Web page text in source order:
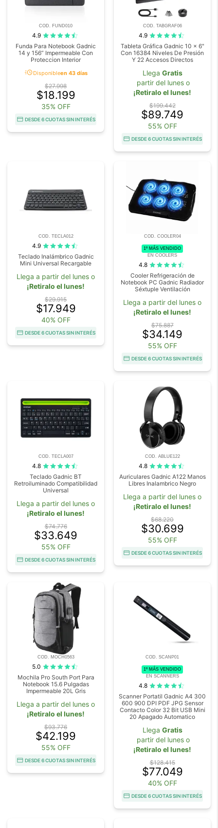
COD. FUND010
4.9
Funda Para Notebook Gadnic
14 y 156” Impermeable Con
Proteccion Interior
acuteDisponibleen 43 días
$27.998
$18.199
35% OFF
DESDE 6 CUOTAS SIN INTERÉS
COD. TABGRAF06
4.9
Tableta Gráfica Gadnic 10 x 6"
Con 16384 Niveles De Presión
Y 22 Accesos Directos
Llega Gratis
partir del lunes o
¡Retiralo el lunes!
$199.442
$89.749
55% OFF
DESDE 6 CUOTAS SIN INTERÉS
COD. TECLA012
4.9
Teclado Inalámbrico Gadnic
Mini Universal Recargable
Llega a partir del lunes o
¡Retiralo el lunes!
$29.915
$17.949
40% OFF
DESDE 6 CUOTAS SIN INTERÉS
COD. COOLER04
1º MÁS VENDIDO
EN COOLERS
4.8
Cooler Refrigeración de
Notebook PC Gadnic Radiador
Séxtuple Ventilación
Llega a partir del lunes o
¡Retiralo el lunes!
$75.887
$34.149
55% OFF
DESDE 6 CUOTAS SIN INTERÉS
COD. TECLA007
4.8
Teclado Gadnic BT
Retroiluminado Compatibilidad
Universal
Llega a partir del lunes o
¡Retiralo el lunes!
$74.776
$33.649
55% OFF
DESDE 6 CUOTAS SIN INTERÉS
COD. ABLUE122
4.8
Auriculares Gadnic A122 Manos
Libres Inalambrico Negro
Llega a partir del lunes o
¡Retiralo el lunes!
$68.220
$30.699
55% OFF
DESDE 6 CUOTAS SIN INTERÉS
COD. MOCH0563
5.0
Mochila Pro South Port Para
Notebook 15.6 Pulgadas
Impermeable 20L Gris
Llega a partir del lunes o
¡Retiralo el lunes!
$93.776
$42.199
55% OFF
DESDE 6 CUOTAS SIN INTERÉS
COD. SCANP01
1º MÁS VENDIDO
EN SCANNERS
4.8
Scanner Portatil Gadnic A4 300
600 900 DPI PDF JPG Sensor
Contacto Color 32 Bit USB Mini
20 Apagado Automatico
Llega Gratis
partir del lunes o
¡Retiralo el lunes!
$128.415
$77.049
40% OFF
DESDE 6 CUOTAS SIN INTERÉS